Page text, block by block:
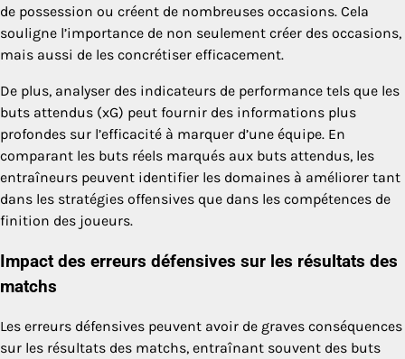
de possession ou créent de nombreuses occasions. Cela
souligne l’importance de non seulement créer des occasions,
mais aussi de les concrétiser efficacement.
De plus, analyser des indicateurs de performance tels que les
buts attendus (xG) peut fournir des informations plus
profondes sur l’efficacité à marquer d’une équipe. En
comparant les buts réels marqués aux buts attendus, les
entraîneurs peuvent identifier les domaines à améliorer tant
dans les stratégies offensives que dans les compétences de
finition des joueurs.
Impact des erreurs défensives sur les résultats des
matchs
Les erreurs défensives peuvent avoir de graves conséquences
sur les résultats des matchs, entraînant souvent des buts